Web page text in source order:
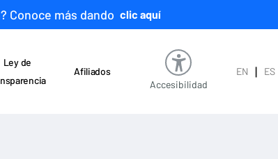
Conoce más dando clic aquí
Ley de
Afiliados
Accesibilidad
EN |
ES